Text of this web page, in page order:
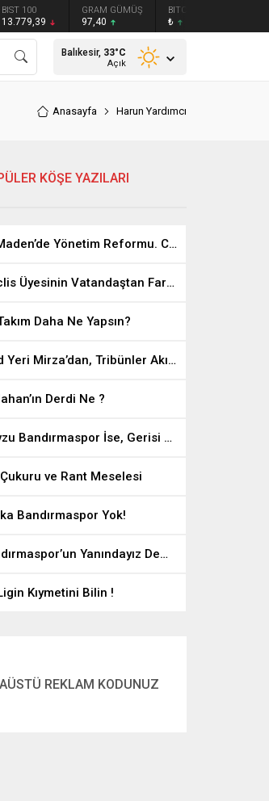
BIST 100
13.779,39
GRAM GÜMÜŞ
97,40
BITCOIN
₺
Balıkesir, 33°C
Açık
Anasayfa Harun Yardımcı
KÖŞE YAZILARI
Eti Maden’de Yönetim Reformu. CEO Modeli’nde Kadro / Taşeron İşçilik Ayrımı Kalkıyor
Meclis Üyesinin Vatandaştan Farkı Ne ?
Daha Ne Yapsın?
Stad Yeri Mirza’dan, Tribünler Akın’dan: Geriye Bakanlık Kaldı.
Derdi Ne ?
Mevzu Bandırmaspor İse, Gerisi Teferruattır
ve Rant Meselesi
Bandırmaspor Yok!
Bandırmaspor’un Yanındayız Demekle Olmuyor!
Kıymetini Bilin !
REKLAM KODUNUZ